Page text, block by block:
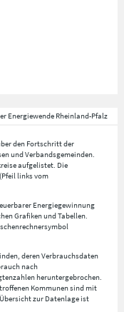
Energiewende Rheinland-Pfalz
den Fortschritt der
und Verbandsgemeinden.
aufgelistet. Die
links vom
Energiegewinnung
Grafiken und Tabellen.
deren Verbrauchsdaten
nach
heruntergebrochen.
Kommunen sind mit
zur Datenlage ist